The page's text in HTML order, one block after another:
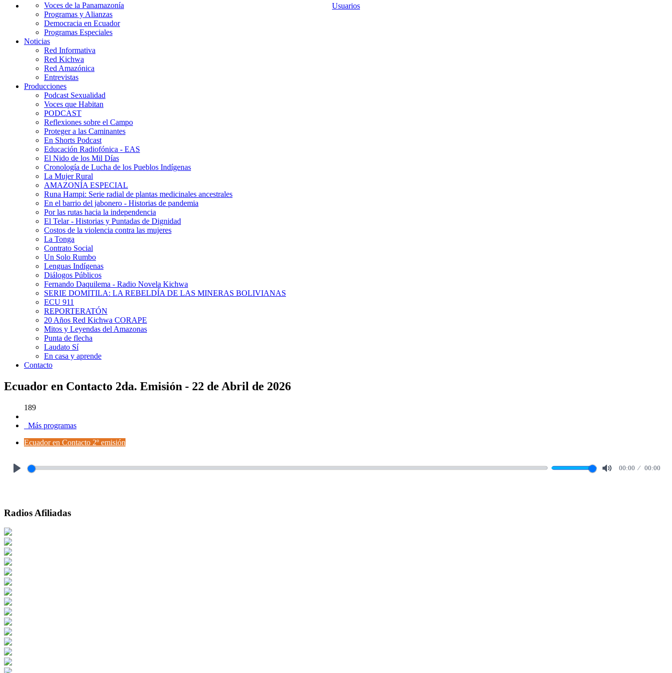
Usuarios
Voces de la Panamazonía
Programas y Alianzas
Democracia en Ecuador
Programas Especiales
Noticias
Red Informativa
Red Kichwa
Red Amazónica
Entrevistas
Producciones
Podcast Sexualidad
Voces que Habitan
PODCAST
Reflexiones sobre el Campo
Proteger a las Caminantes
En Shorts Podcast
Educación Radiofónica - EAS
El Nido de los Mil Días
Cronología de Lucha de los Pueblos Indígenas
La Mujer Rural
AMAZONÍA ESPECIAL
Runa Hampi: Serie radial de plantas medicinales ancestrales
En el barrio del jabonero - Historias de pandemia
Por las rutas hacia la independencia
El Telar - Historias y Puntadas de Dignidad
Costos de la violencia contra las mujeres
La Tonga
Contrato Social
Un Solo Rumbo
Lenguas Indígenas
Diálogos Públicos
Fernando Daquilema - Radio Novela Kichwa
SERIE DOMITILA: LA REBELDÍA DE LAS MINERAS BOLIVIANAS
ECU 911
REPORTERATÓN
20 Años Red Kichwa CORAPE
Mitos y Leyendas del Amazonas
Punta de flecha
Laudato Sí
En casa y aprende
Contacto
Ecuador en Contacto 2da. Emisión - 22 de Abril de 2026
189
Más programas
Ecuador en Contacto 2º emisión
00:00 00:00
Radios Afiliadas